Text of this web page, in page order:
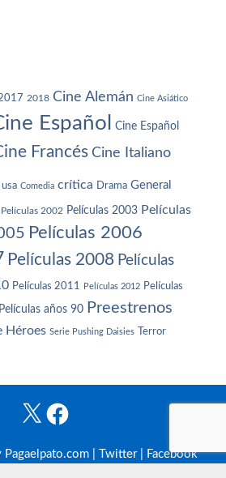
2018 Cine Alemán Cine Asiático
Español Cine Español
Francés Cine Italiano
Comedia crítica Drama General
Películas 2002 Películas 2003 Películas
Películas 2006
Películas 2008 Películas
Películas 2011 Películas 2012 Películas
Películas años 90 Preestrenos
Héroes Serie Pushing Daisies Terror
X Facebook
| Twitter| Facebook